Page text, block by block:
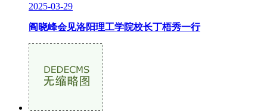
2025-03-29
阎晓峰会见洛阳理工学院校长丁梧秀一行